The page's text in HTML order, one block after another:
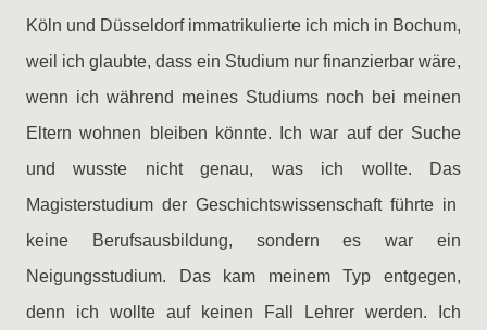
Köln und Düsseldorf immatrikulierte ich mich in Bochum,
weil ich glaubte, dass ein Studium nur finanzierbar wäre,
wenn ich während meines Studiums noch bei meinen
Eltern wohnen bleiben könnte. Ich war auf der Suche
und wusste nicht genau, was ich wollte. Das
Magisterstudium der Geschichtswissenschaft führte in
keine Berufsausbildung, sondern es war ein
Neigungsstudium. Das kam meinem Typ entgegen,
denn ich wollte auf keinen Fall Lehrer werden. Ich